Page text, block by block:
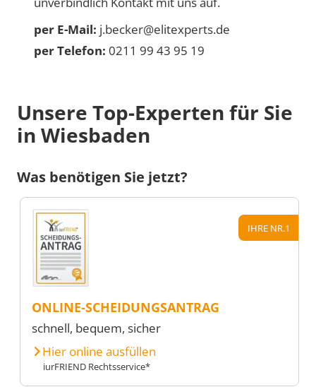
per E-Mail: j.becker@elitexperts.de
per Telefon: 0211 99 43 95 19
Unsere Top-Experten für Sie
in Wiesbaden
Was benötigen Sie jetzt?
IHRE NR.1
ONLINE-SCHEIDUNGSANTRAG
schnell, bequem, sicher
Hier online ausfüllen
iurFRIEND Rechtsservice*